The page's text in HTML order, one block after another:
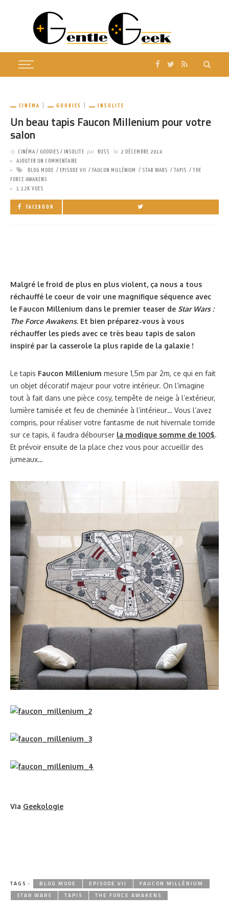
CINÉMA GOODIES INSOLITE
Un beau tapis Faucon Millenium pour votre
salon
CINÉMA GOODIES INSOLITE par RUSS le
2 DÉCEMBRE 2014
AJOUTER UN COMMENTAIRE
BLOG MODE
EPISODE VII FAUCON MILLÉNIUM STAR WARS TAPIS
THE
FORCE AWAKENS
1.12K VUES
FACEBOOK
Malgré le froid de plus en plus violent, ça nous a tous
réchauffé le coeur de voir une magnifique séquence avec
le Faucon Millenium dans le premier teaser de Star Wars :
The Force Awakens. Et bien préparez-vous à vous
réchauffer les pieds avec ce très beau tapis de salon
inspiré par la casserole la plus rapide de la galaxie !
Le tapis Faucon Millenium mesure 1,5m par 2m, ce qui en fait
un objet décoratif majeur pour votre intérieur. On l’imagine
tout à fait dans une pièce cosy, tempête de neige à l’extérieur,
lumière tamisée et feu de cheminée à l’intérieur… Vous l’avez
compris, pour réaliser votre fantasme de nuit hivernale torride
sur ce tapis, il faudra débourser la modique somme de 100$.
Et prévoir ensuite de la place chez vous pour accueillir des
jumeaux…
Via Geekologie
TAGS : BLOG MODE EPISODE VII
FAUCON MILLÉNIUM
STAR WARS
TAPIS THE FORCE AWAKENS